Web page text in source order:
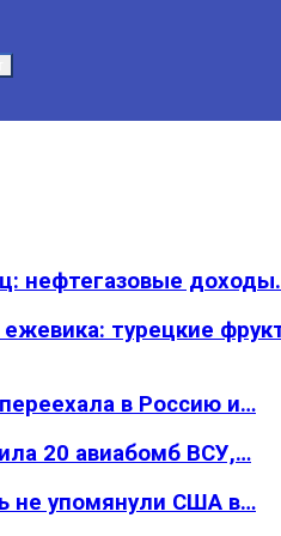
нефтегазовые
турецкие
в Россию и…
20 авиабомб ВСУ,…
не упомянули США в…